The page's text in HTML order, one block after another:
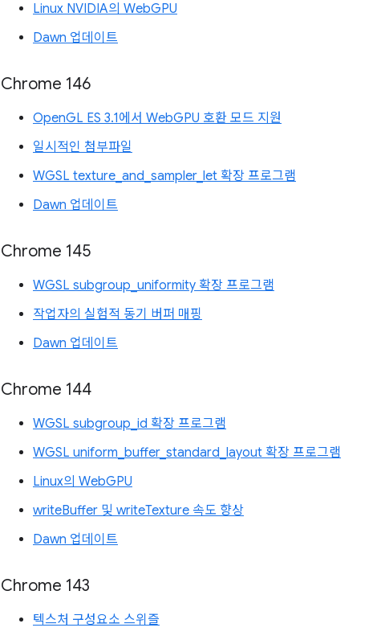
Linux NVIDIA의 WebGPU
Dawn 업데이트
Chrome 146
OpenGL ES 3.1에서 WebGPU 호환 모드 지원
일시적인 첨부파일
WGSL texture_and_sampler_let 확장 프로그램
Dawn 업데이트
Chrome 145
WGSL subgroup_uniformity 확장 프로그램
작업자의 실험적 동기 버퍼 매핑
Dawn 업데이트
Chrome 144
WGSL subgroup_id 확장 프로그램
WGSL uniform_buffer_standard_layout 확장 프로그램
Linux의 WebGPU
writeBuffer 및 writeTexture 속도 향상
Dawn 업데이트
Chrome 143
텍스처 구성요소 스위즐